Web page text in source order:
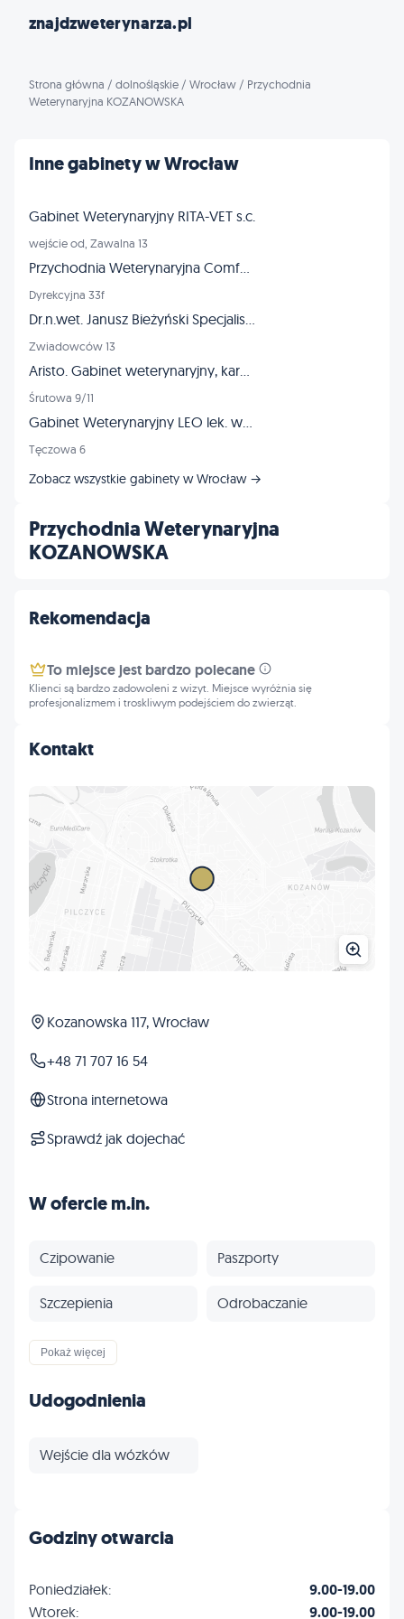
znajdzweterynarza.pl
Strona główna / dolnośląskie / Wrocław / Przychodnia
Weterynaryjna KOZANOWSKA
Przychodnia Weterynaryjna
KOZANOWSKA
Kontakt
Kozanowska 117, Wrocław
+48 71 707 16 54
Strona internetowa
Sprawdź jak dojechać
W ofercie m.in.
Czipowanie Paszporty
Szczepienia Odrobaczanie
Ubezpieczenia
Inne
Pokaż więcej
Udogodnienia
Wejście dla wózków
Inne gabinety w Wrocław
Gabinet Weterynaryjny RITA-VET s.c.
wejście od, Zawalna 13
Przychodnia Weterynaryjna ComfortVET
Dyrekcyjna 33f
Dr.n.wet. Janusz Bieżyński Specjalista chirurg - złamania dysplazja
Zwiadowców 13
Aristo. Gabinet weterynaryjny, karmy dla zwierząt, strzyżenie
Śrutowa 9/11
Gabinet Weterynaryjny LEO lek. wet. Tomasz Frankowski
Tęczowa 6
Zobacz wszystkie gabinety w Wrocław →
Rekomendacja
To miejsce jest bardzo polecane
Klienci są bardzo zadowoleni z wizyt. Miejsce wyróżnia się
profesjonalizmem i troskliwym podejściem do zwierząt.
Godziny otwarcia
Poniedziałek: 9.00-19.00
Wtorek: 9.00-19.00